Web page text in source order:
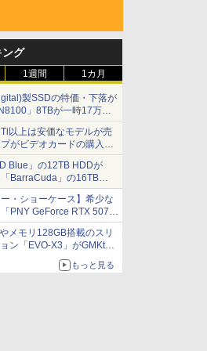
ング
1週間 1カ月
製SSDの特価・下落が
」8TBが一時17万円
価格]
以上は安価なモデルが売
がビデオカードの購入制
が注目を集める AKIBA
セスランキング 26年7月
Blue」の12TB HDDが
BarraCuda」の16TB
が特売、NAS・ビジネス向
半のHDD価格]
ー・ショーケース】希少な
PNY GeForce RTX 5070
準ハイエンドでも2スロ
！スリムボディでもパフ
全 text by 内田 泰仁
メモリ128GB搭載のスリ
ン「EVO-X3」がGMKtec
もっと見る